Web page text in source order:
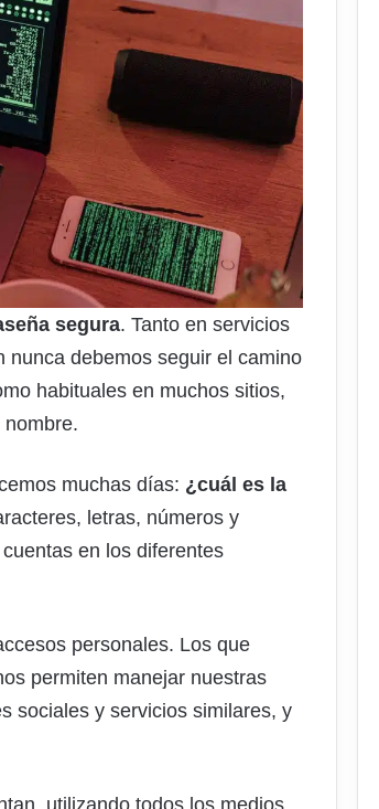
segura. Tanto en servicios
nunca debemos seguir el camino
habituales en muchos sitios,
muchas días: ¿cuál es la
letras, números y
en los diferentes
personales. Los que
permiten manejar nuestras
sociales y servicios similares, y